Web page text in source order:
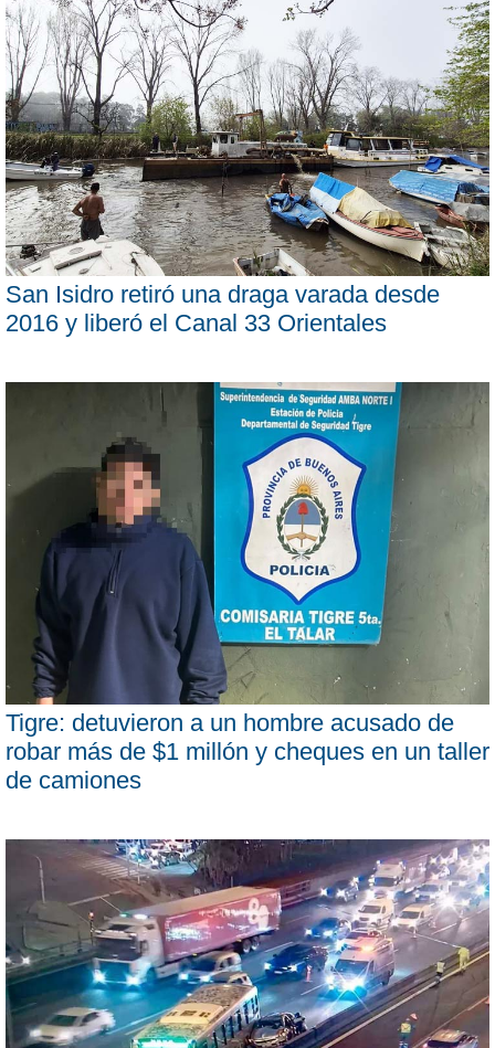
San Isidro retiró una draga varada desde
2016 y liberó el Canal 33 Orientales
Tigre: detuvieron a un hombre acusado de
robar más de $1 millón y cheques en un taller
de camiones